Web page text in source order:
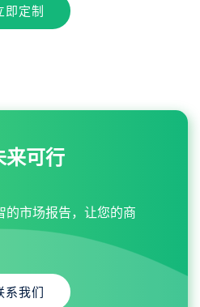
即定制
来可行
的市场报告，让您的商
系我们